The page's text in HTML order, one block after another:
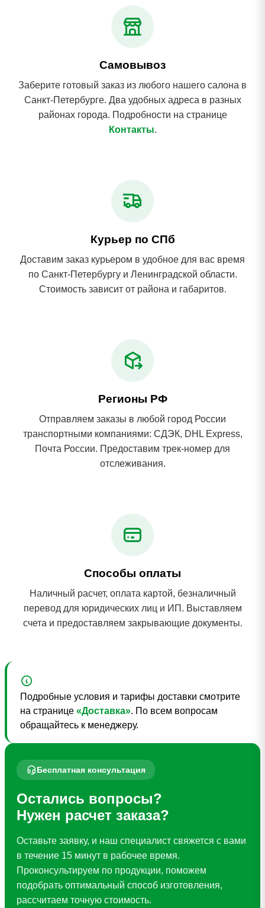
Самовывоз
Заберите готовый заказ из любого нашего салона в
Санкт-Петербурге. Два удобных адреса в разных
районах города. Подробности на странице
Контакты.
Курьер по СПб
Доставим заказ курьером в удобное для вас время
по Санкт-Петербургу и Ленинградской области.
Стоимость зависит от района и габаритов.
Регионы РФ
Отправляем заказы в любой город России
транспортными компаниями: СДЭК, DHL Express,
Почта России. Предоставим трек-номер для
отслеживания.
Способы оплаты
Наличный расчет, оплата картой, безналичный
перевод для юридических лиц и ИП. Выставляем
счета и предоставляем закрывающие документы.
Подробные условия и тарифы доставки смотрите
на странице «Доставка». По всем вопросам
обращайтесь к менеджеру.
Бесплатная консультация
Остались вопросы?
Нужен расчет заказа?
Оставьте заявку, и наш специалист свяжется с вами
в течение 15 минут в рабочее время.
Проконсультируем по продукции, поможем
подобрать оптимальный способ изготовления,
рассчитаем точную стоимость.